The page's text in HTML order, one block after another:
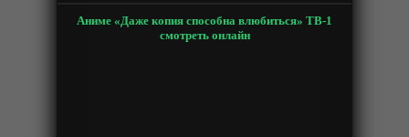
Аниме «Даже копия способна влюбиться» ТВ-1
смотреть онлайн